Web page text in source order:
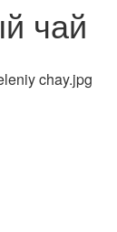
чай